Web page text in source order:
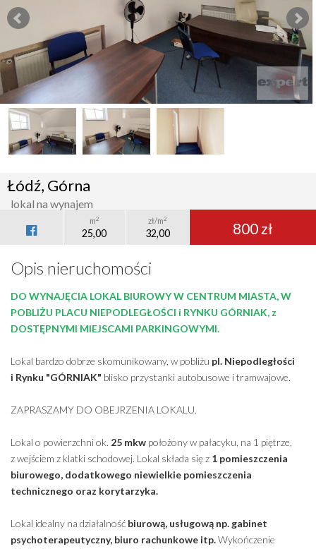
Łódź, Górna
lokal na wynajem
m2
25,00
zł/m2
32,00 800 zł
Opis nieruchomości
DO WYNAJĘCIA LOKAL BIUROWY W CENTRUM MIASTA, W
POBLIŻU PLACU NIEPODLEGŁOŚCI i RYNKU GÓRNIAK, z
DOSTĘPNYMI MIEJSCAMI PARKINGOWYMI.
Lokal bardzo dobrze skomunikowany, w pobliżu pl. Niepodległości
i Rynku "GÓRNIAK" blisko przystanki autobusowe i tramwajowe.
ZAPRASZAMY DO OBEJRZENIA LOKALU.
Lokal o powierzchni ok. 25 mkw położony w pałacyku, na 1 piętrze,
z wejściem z klatki schodowej. Lokal składa się z 1 pomieszczenia
biurowego, dodatkowego niewielkie pomieszczenia
technicznego oraz korytarzyka.
Lokal idealny na działalność biurową, usługową np. gabinet
psychoterapeutyczny, biuro rachunkowe itp.Wykończenie